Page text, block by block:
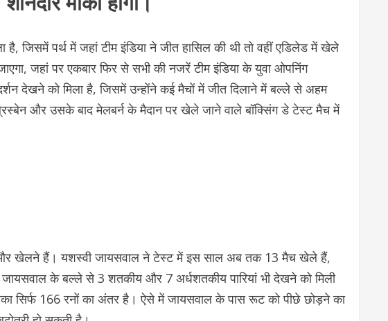
जिसमें पर्थ में जहां टीम इंडिया ने जीत हासिल की थी तो वहीं एडिलेड में खेले
जहां पर एकबार फिर से सभी की नजरें टीम इंडिया के युवा ओपनिंग
देखने को मिला है, जिसमें उन्होंने कई मैचों में जीत दिलाने में बल्ले से अहम
और उसके बाद मेलबर्न के मैदान पर खेले जाने वाले बॉक्सिंग डे टेस्ट मैच में
और खेलने हैं। यशस्वी जायसवाल ने टेस्ट में इस साल अब तक 13 मैच खेले हैं,
के बल्ले से 3 शतकीय और 7 अर्धशतकीय पारियां भी देखने को मिली
सिर्फ 166 रनों का अंतर है। ऐसे में जायसवाल के पास रूट को पीछे छोड़ने का